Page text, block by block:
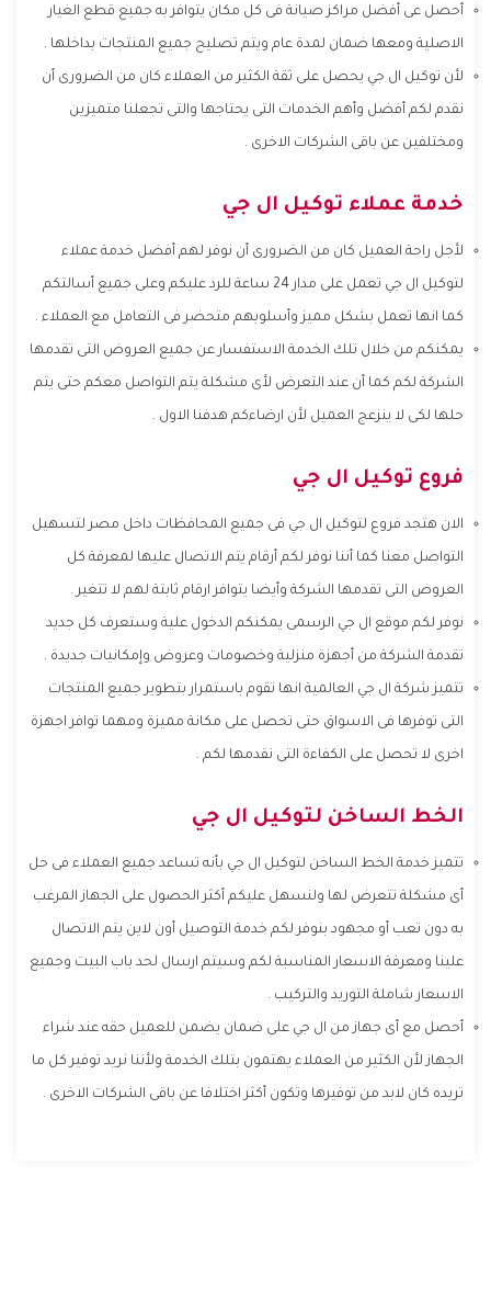
أحصل عى أفضل مراكز صيانة فى كل مكان يتوافر به جميع قطع الغيار
الاصلية ومعها ضمان لمدة عام ويتم تصليح جميع المنتجات بداخلها .
لأن توكيل ال جي يحصل على ثقة الكثير من العملاء كان من الضرورى أن
نقدم لكم أفضل وأهم الخدمات التى يحتاجها والتى تجعلنا متميزين
ومختلفين عن باقى الشركات الاخرى .
خدمة عملاء توكيل ال جي
لأجل راحة العميل كان من الضرورى أن نوفر لهم أفضل خدمة عملاء
لتوكيل ال جي تعمل على مدار 24 ساعة للرد عليكم وعلى جميع أسالتكم
كما انها تعمل بشكل مميز وأسلوبهم متحضر فى التعامل مع العملاء .
يمكنكم من خلال تلك الخدمة الاستفسار عن جميع العروض التى تقدمها
الشركة لكم كما أن عند التعرض لأى مشكلة يتم التواصل معكم حتى يتم
حلها لكى لا ينزعج العميل لأن ارضاءكم هدفنا الاول .
فروع توكيل ال جي
الان هتجد فروع لتوكيل ال جي فى جميع المحافظات داخل مصر لتسهيل
التواصل معنا كما أننا نوفر لكم أرقام يتم الاتصال عليها لمعرفة كل
العروض التى تقدمها الشركة وأيضا يتوافر ارقام ثابتة لهم لا تتغير .
نوفر لكم موقع ال جي الرسمى يمكنكم الدخول علية وستعرف كل جديد
تقدمة الشركة من أجهزة منزلية وخصومات وعروض وإمكانيات جديدة .
تتميز شركة ال جي العالمية انها تقوم باستمرار بتطوير جميع المنتجات
التى توفرها فى الاسواق حتى تحصل على مكانة مميزة ومهما توافر اجهزة
اخرى لا تحصل على الكفاءة التى نقدمها لكم .
الخط الساخن لتوكيل ال جي
تتميز خدمة الخط الساخن لتوكيل ال جي بأنه تساعد جميع العملاء فى حل
أى مشكلة تتعرض لها ولنسهل عليكم أكثر الحصول على الجهاز المرغب
به دون تعب أو مجهود بنوفر لكم خدمة التوصيل أون لاين يتم الاتصال
علينا ومعرفة الاسعار المناسبة لكم وسيتم ارسال لحد باب البيت وجميع
الاسعار شاملة التوريد والتركيب .
أحصل مع أى جهاز من ال جي على ضمان يضمن للعميل حقه عند شراء
الجهاز لأن الكثير من العملاء يهتمون بتلك الخدمة ولأننا نريد توفير كل ما
تريده كان لابد من توفيرها وتكون أكثر اختلافا عن باقى الشركات الاخرى .